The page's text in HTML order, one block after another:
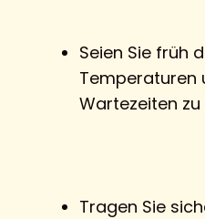
Seien Sie früh
Temperaturen
Wartezeiten
Tragen Sie